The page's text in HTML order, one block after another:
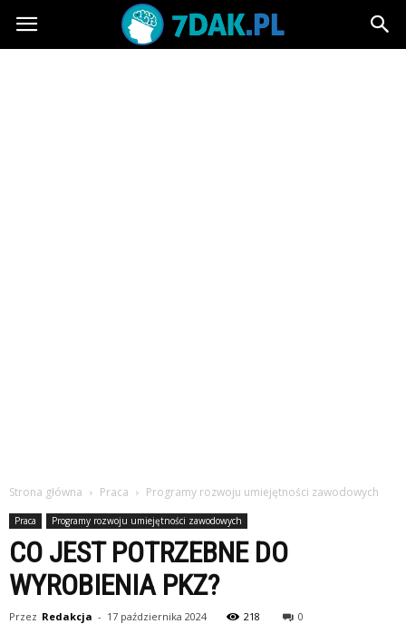
7dak.pl
Strona główna Praca Programy rozwoju umiejętności zawodowych
Praca Programy rozwoju umiejętności zawodowych
CO JEST POTRZEBNE DO
WYROBIENIA PKZ?
Przez Redakcja - 17 października 2024 218 0